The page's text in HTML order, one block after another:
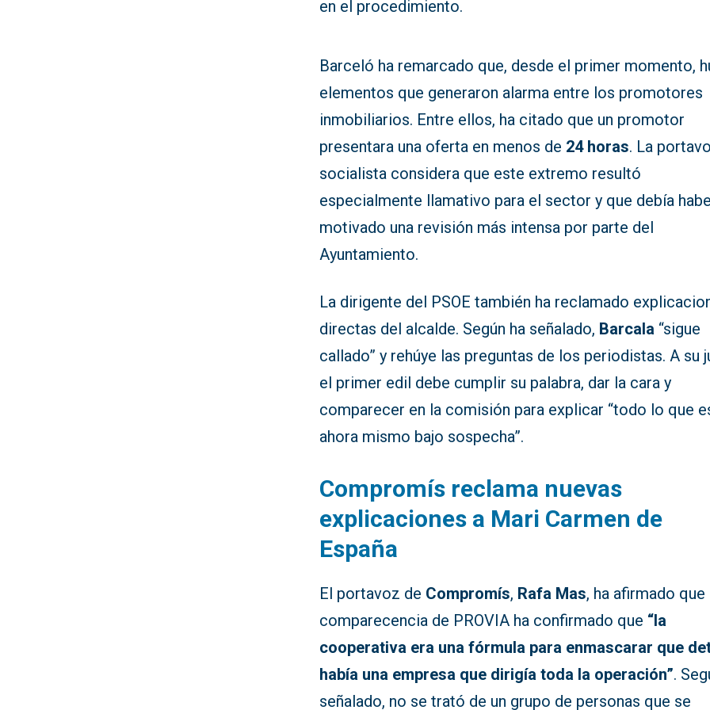
en el procedimiento.
Barceló ha remarcado que, desde el primer momento,
elementos que generaron alarma entre los promotores
inmobiliarios. Entre ellos, ha citado que un promotor
presentara una oferta en menos de 24 horas. La
socialista considera que este extremo resultó
especialmente llamativo para el sector y que debía
motivado una revisión más intensa por parte del
Ayuntamiento.
La dirigente del PSOE también ha reclamado
directas del alcalde. Según ha señalado, Barcala “sigue
callado” y rehúye las preguntas de los periodistas. A su
el primer edil debe cumplir su palabra, dar la cara y
comparecer en la comisión para explicar “todo lo que
ahora mismo bajo sospecha”.
Compromís reclama nuevas
explicaciones a Mari Carmen de
España
El portavoz de Compromís, Rafa Mas, ha afirmado que
comparecencia de PROVIA ha confirmado que “la
cooperativa era una fórmula para enmascarar que
había una empresa que dirigía toda la operación”.
señalado, no se trató de un grupo de personas que se